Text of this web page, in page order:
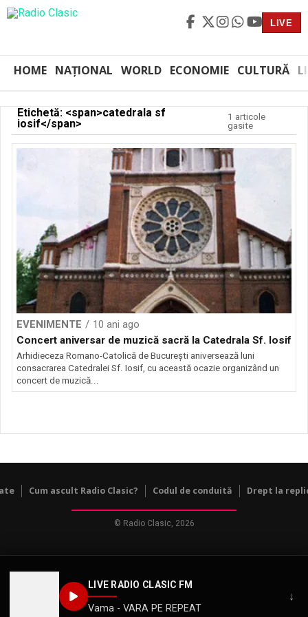
LIVE
HOME NAȚIONAL WORLD ECONOMIE CULTURĂ
LIVE RADIO CLASIC FM
Vama - VARA PE REPEAT
↓
Etichetă: <span>catedrala sf
iosif</span>
1 articole
gasite
EVENIMENTE
10 ani ago
Concert aniversar de muzică sacră la Catedrala Sf. Iosif
Arhidieceza Romano-Catolică de București aniversează luni
consacrarea Catedralei Sf. Iosif, cu această ocazie organizând un
concert de muzică...
Cum ascult Radio Clasic? Codul de conduită Drept la
© Radio Clasic, 2026